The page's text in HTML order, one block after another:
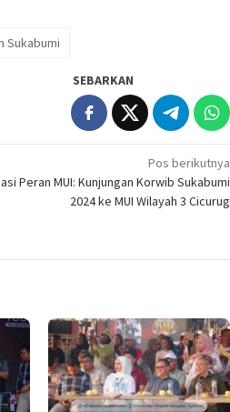
Sukabumi
SEBARKAN
Pos berikutnya
Peran MUI: Kunjungan Korwib Sukabumi
2024 ke MUI Wilayah 3 Cicurug